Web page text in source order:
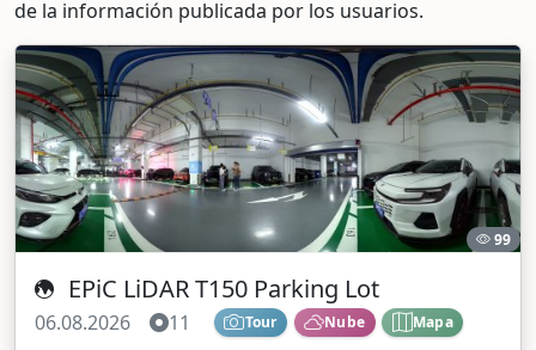
de la información publicada por los usuarios.
99
EPiC LiDAR T150 Parking Lot
06.08.2026 11 Tour Nube Mapa